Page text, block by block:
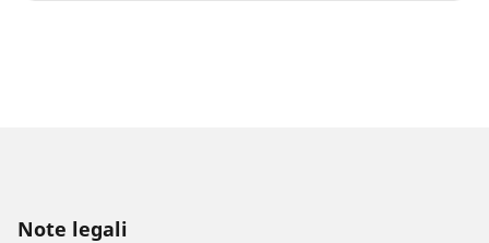
Note legali